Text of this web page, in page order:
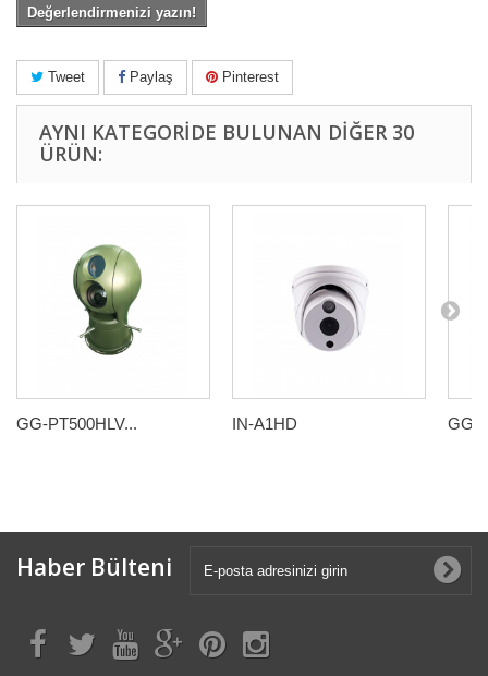
Değerlendirmenizi yazın!
Tweet Paylaş Pinterest
AYNI KATEGORIDE BULUNAN DIĞER 30
ÜRÜN:
GG-PT500HLV... IN-A1HD GG-
Haber Bülteni